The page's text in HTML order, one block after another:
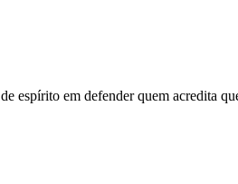
espírito em defender quem acredita